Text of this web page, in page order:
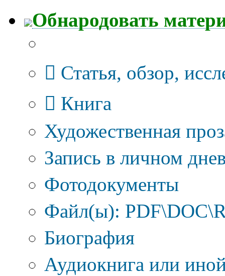
Обнародовать
Статья, обзор,
Книга
Художественная
Запись в личном
Фотодокументы
Файл(ы):
Биография
Аудиокнига или